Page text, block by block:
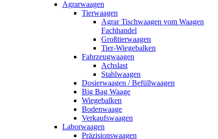
Agrarwaagen
Tierwaagen
Agrar Tischwaagen vom Waagen
Fachhandel
Großtierwaagen
Tier-Wiegebalken
Fahrzeugwaagen
Achslast
Stahlwaagen
Dosierwaagen / Befüllwaagen
Big Bag Waage
Wiegebalken
Bodenwaage
Verkaufswaagen
Laborwaagen
Präzisionswaagen